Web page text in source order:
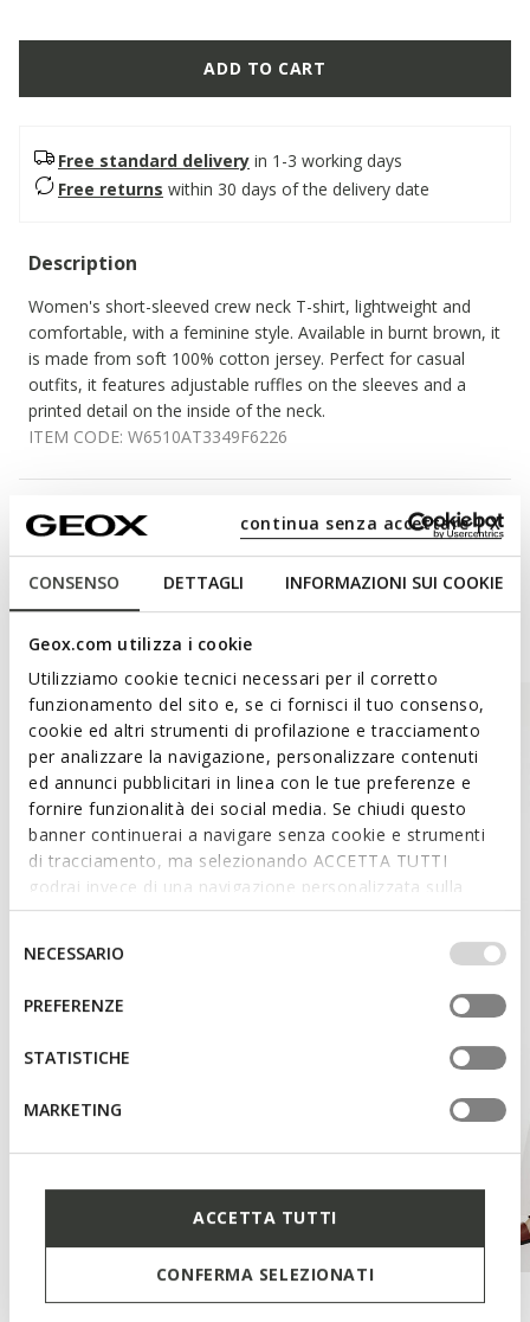
CONSENSO DETTAGLI INFORMAZIONI SUI COOKIE
Geox.com utilizza i cookie
Utilizziamo cookie tecnici necessari per il corretto
funzionamento del sito e, se ci fornisci il tuo consenso,
cookie ed altri strumenti di profilazione e tracciamento
per analizzare la navigazione, personalizzare contenuti
ed annunci pubblicitari in linea con le tue preferenze e
fornire funzionalità dei social media. Se chiudi questo
banner continuerai a navigare senza cookie e strumenti
di tracciamento, ma selezionando ACCETTA TUTTI
godrai invece di una navigazione personalizzata sulla
base dei tuoi gusti ed interessi. Selezionando
IMPOSTAZIONI potrai anche scegliere quali cookies ed
altri strumenti di tracciamento autorizzare. Per maggiori
informazioni o per modificare in qualsiasi momento le
tue impostazioni, visita la nostra
consenso
NECESSARIO
PREFERENZE
STATISTICHE
MARKETING
ACCETTA TUTTI
CONFERMA SELEZIONATI
continua senza accettare | X
ADD TO CART
Free standard delivery in 1-3 working days
Free returns within 30 days of the delivery date
Description
Women's short-sleeved crew neck T-shirt, lightweight and
comfortable, with a feminine style. Available in burnt brown, it
is made from soft 100% cotton jersey. Perfect for casual
outfits, it features adjustable ruffles on the sleeves and a
printed detail on the inside of the neck.
ITEM CODE: W6510AT3349F6226
Materials
Style Inspiration